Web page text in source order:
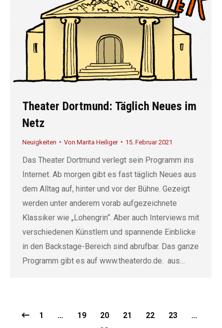
Theater Dortmund: Täglich Neues im
Netz
Neuigkeiten Von Marita Heiliger 15. Februar 2021
Das Theater Dortmund verlegt sein Programm ins
Internet. Ab morgen gibt es fast täglich Neues aus
dem Alltag auf, hinter und vor der Bühne. Gezeigt
werden unter anderem vorab aufgezeichnete
Klassiker wie „Lohengrin“. Aber auch Interviews mit
verschiedenen Künstlern und spannende Einblicke
in den Backstage-Bereich sind abrufbar. Das ganze
Programm gibt es auf www.theaterdo.de. aus…
1 … 19 20 21 22 23
…